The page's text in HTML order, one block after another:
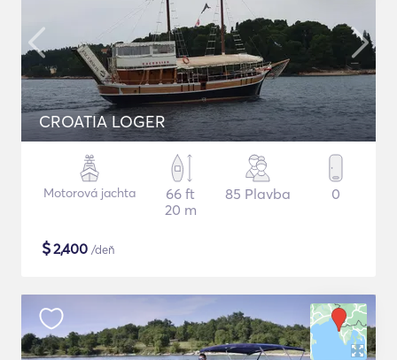
CROATIA LOGER
Motorová jachta
66 ft
20 m
85 Plavba 0
$2,400 /deň